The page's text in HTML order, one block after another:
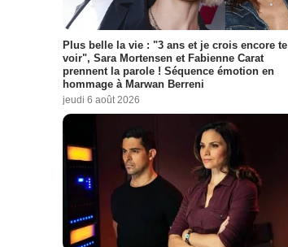
Plus belle la vie : "3 ans et je crois encore te
voir", Sara Mortensen et Fabienne Carat
prennent la parole ! Séquence émotion en
hommage à Marwan Berreni
jeudi 6 août 2026